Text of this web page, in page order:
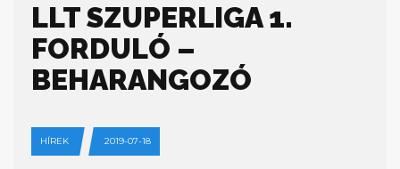
LLT SZUPERLIGA 1.
FORDULÓ –
BEHARANGOZÓ
HÍREK 2019-07-18